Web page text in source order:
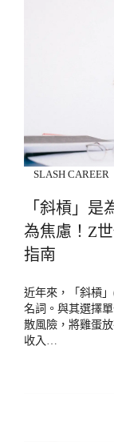
SLASH CAREER
「斜槓」是
為焦慮！Z
指南
近年來，「斜槓
名詞。與其選擇
散風險，將雞蛋
收入…